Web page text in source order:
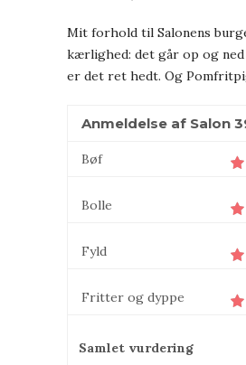
Mit forhold til Salonens
kærlighed: det går op og ned
er det ret hedt. Og
Anmeldelse af Salon
Bøf
Bolle
Fyld
Fritter og dyppe
Samlet vurdering